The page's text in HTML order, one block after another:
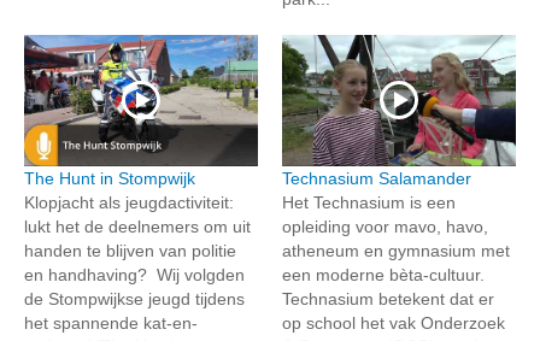
The Hunt in Stompwijk
Klopjacht als jeugdactiviteit:
lukt het de deelnemers om uit
handen te blijven van politie
en handhaving? Wij volgden
de Stompwijkse jeugd tijdens
het spannende kat-en-
Technasium Salamander
Het Technasium is een
opleiding voor mavo, havo,
atheneum en gymnasium met
een moderne bèta-cultuur.
Technasium betekent dat er
op school het vak Onderzoek